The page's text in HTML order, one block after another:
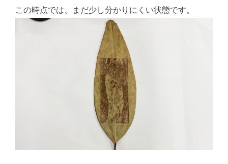
この時点では、まだ少し分かりにくい状態です。